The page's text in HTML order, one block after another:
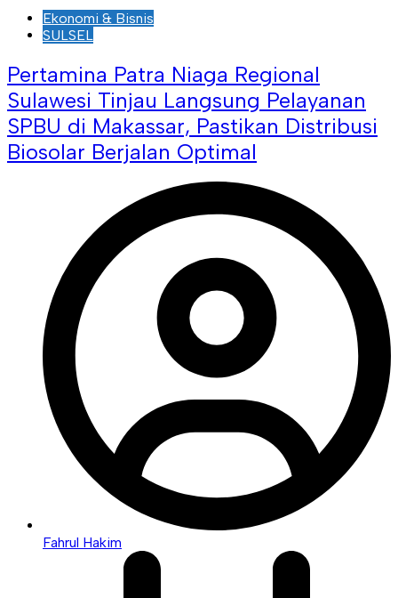
Ekonomi & Bisnis
SULSEL
Pertamina Patra Niaga Regional
Sulawesi Tinjau Langsung Pelayanan
SPBU di Makassar, Pastikan Distribusi
Biosolar Berjalan Optimal
Fahrul Hakim